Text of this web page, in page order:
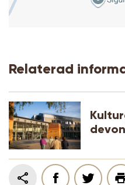
Relaterad